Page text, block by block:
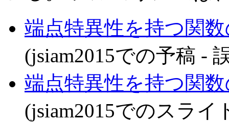
端点特異性を持つ関
(jsiam2015での予稿 -
端点特異性を持つ関
(jsiam2015でのスライ